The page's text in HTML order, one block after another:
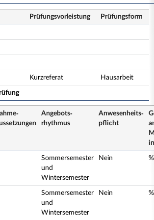
Prüfungsvorleistung Prüfungsform
Kurzreferat Hausarbeit
Angebots­
rhythmus
Anwesenheits­
pflicht
Sommersemester
und
Wintersemester
Nein %
Sommersemester
und
Wintersemester
Nein %